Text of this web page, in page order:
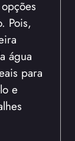
Pois,
água
para
e